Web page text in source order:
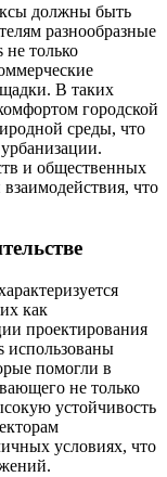
должны быть
разнообразные
не только
В таких
городской
среды, что
и общественных
что
как
проектирования
использованы
помогли в
не только
устойчивость
условиях, что